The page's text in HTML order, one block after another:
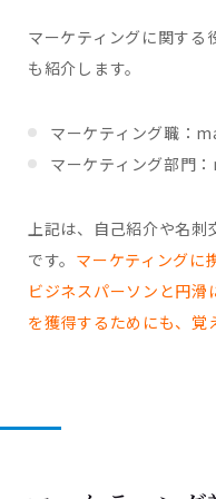
マーケティングに関する
も紹介します。
マーケティング職：
マーケティング部
上記は、自己紹介や名
です。 マーケティングに
ビジネスパーソンと円
を獲得するためにも、覚